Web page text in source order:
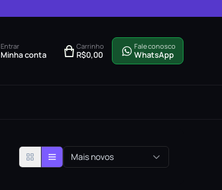
Entrar
Minha conta
Carrinho
R$0,00
Fale conosco
WhatsApp
Mais novos